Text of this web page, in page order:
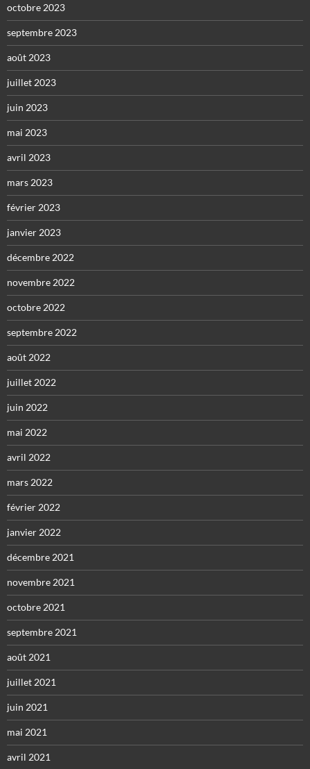
octobre 2023
septembre 2023
août 2023
juillet 2023
juin 2023
mai 2023
avril 2023
mars 2023
février 2023
janvier 2023
décembre 2022
novembre 2022
octobre 2022
septembre 2022
août 2022
juillet 2022
juin 2022
mai 2022
avril 2022
mars 2022
février 2022
janvier 2022
décembre 2021
novembre 2021
octobre 2021
septembre 2021
août 2021
juillet 2021
juin 2021
mai 2021
avril 2021